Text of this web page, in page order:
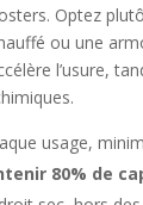
Optez
ou une
l’usure,
usage,
80% de